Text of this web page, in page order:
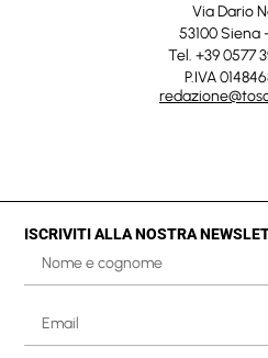
Via Dario
53100 Siena
Tel. +39 0577
P.IVA
ISCRIVITI ALLA NOSTRA